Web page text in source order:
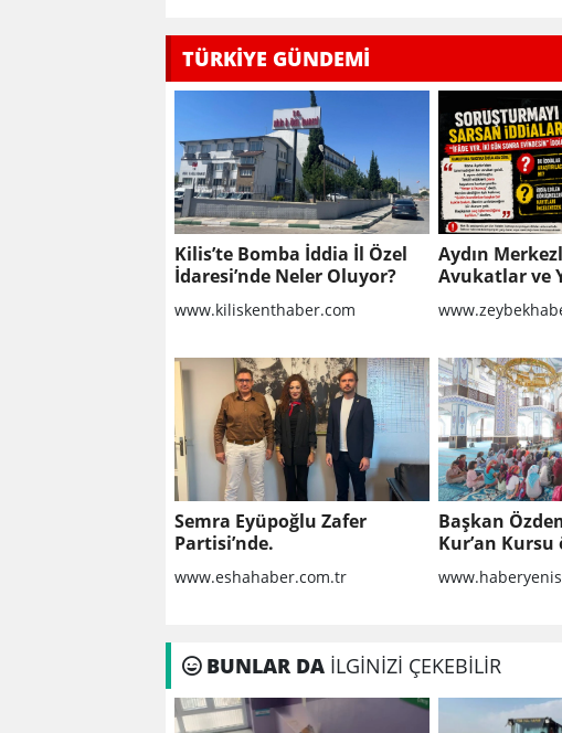
TÜRKİYE GÜNDEMİ
Kilis’te Bomba İddia İl Özel
İdaresi’nde Neler Oluyor?
www.kiliskenthaber.com
Aydın
Avukatlar ve
Semra Eyüpoğlu Zafer
Partisi’nde.
www.eshahaber.com.tr
Başkan
Kur’an
ziyaret
BUNLAR DA İLGİNİZİ ÇEKEBİLİR